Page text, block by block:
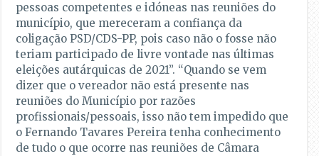
pessoas competentes e idóneas nas reuniões do
município, que mereceram a confiança da
coligação PSD/CDS-PP, pois caso não o fosse não
teriam participado de livre vontade nas últimas
eleições autárquicas de 2021”. “Quando se vem
dizer que o vereador não está presente nas
reuniões do Município por razões
profissionais/pessoais, isso não tem impedido que
o Fernando Tavares Pereira tenha conhecimento
de tudo o que ocorre nas reuniões de Câmara